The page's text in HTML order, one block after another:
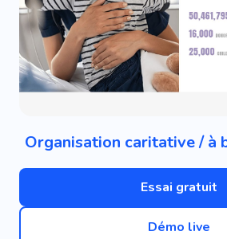
Organisation caritative / à
Essai gratuit
Démo live